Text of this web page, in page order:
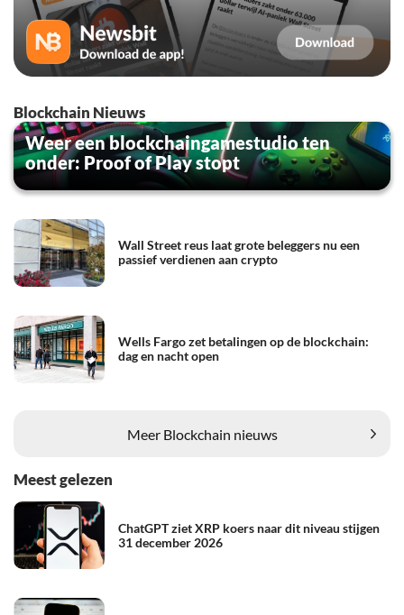
Blockchain Nieuws
Weer een blockchaingamestudio ten
onder: Proof of Play stopt
Wall Street reus laat grote beleggers nu een
passief verdienen aan crypto
Wells Fargo zet betalingen op de blockchain:
dag en nacht open
Meer Blockchain nieuws
Meest gelezen
ChatGPT ziet XRP koers naar dit niveau stijgen
31 december 2026